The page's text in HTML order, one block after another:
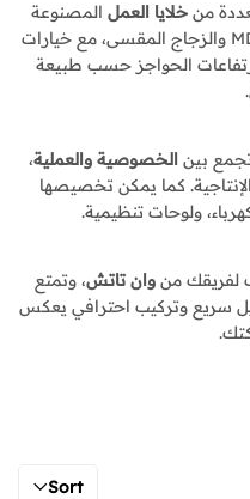
منخلايا العمل المصنوعة
من خامات متينة مثل الألومنيوم والـ MDF والزجاج المقسى، مع خيارات
الحواجز حسب طبيعة
تجمع بينالخصوصية والعملية،
كما يمكن تخصيصها
ولوحات تنظيمية.
لفريقك من وان تاتش، وتمتع
سريع وتركيب احترافي يعكس
Sort